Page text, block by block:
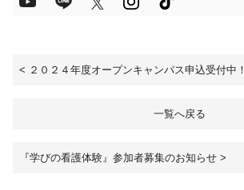
< ２０２４年度オープンキャンパス申込受付中！
一覧へ戻る
『学びの看護体験』参加者募集のお知らせ >